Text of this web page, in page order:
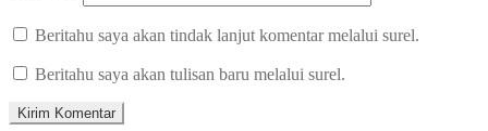
Beritahu saya akan tindak lanjut komentar melalui surel.
Beritahu saya akan tulisan baru melalui surel.